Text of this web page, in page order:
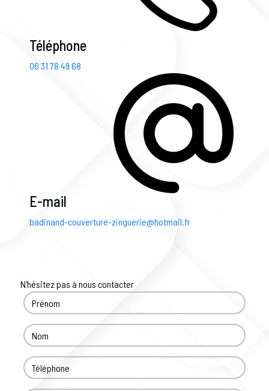
Téléphone
06 31 78 49 68
E-mail
badinand-couverture-zinguerie@hotmail.fr
N'hésitez pas à nous contacter